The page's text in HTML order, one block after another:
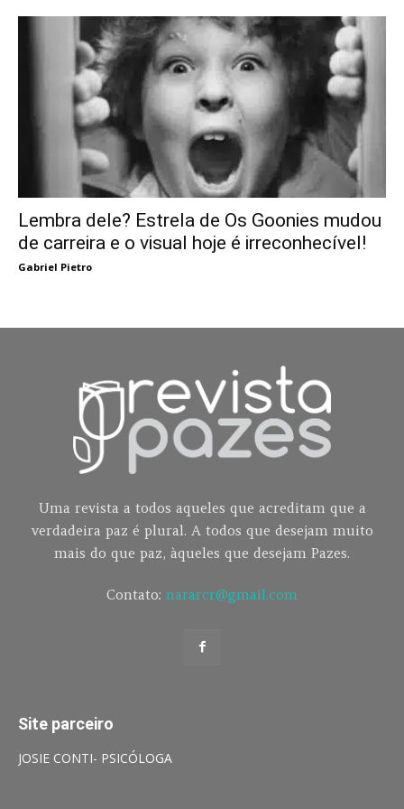
Lembra dele? Estrela de Os Goonies mudou
de carreira e o visual hoje é irreconhecível!
Gabriel Pietro
Uma revista a todos aqueles que acreditam que a
verdadeira paz é plural. A todos que desejam muito
mais do que paz, àqueles que desejam Pazes.
Contato: nararcr@gmail.com
Site parceiro
JOSIE CONTI- PSICÓLOGA